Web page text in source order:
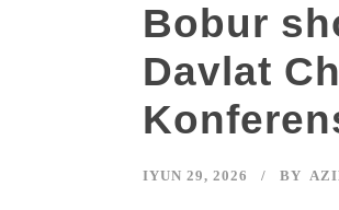
Bobur
Davlat
IYUN 29, 2026 BY